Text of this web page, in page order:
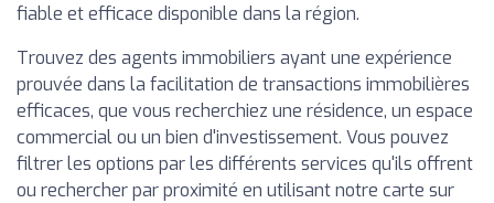
fiable et efficace disponible dans la région.
Trouvez des agents immobiliers ayant une expérience
prouvée dans la facilitation de transactions immobilières
efficaces, que vous recherchiez une résidence, un espace
commercial ou un bien d'investissement. Vous pouvez
filtrer les options par les différents services qu'ils offrent
ou rechercher par proximité en utilisant notre carte sur